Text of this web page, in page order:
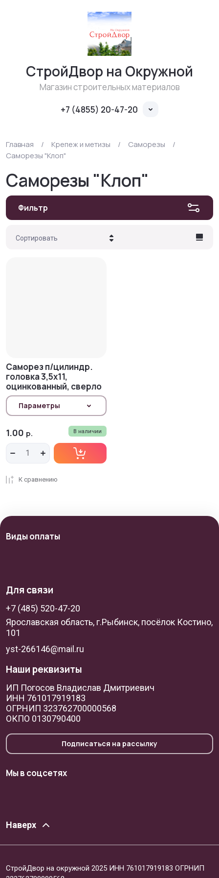
СтройДвор на Окружной
Магазин строительных материалов
+7 (4855) 20-47-20
Главная / Крепеж и метизы / Саморезы
/
Саморезы "Клоп"
Саморезы "Клоп"
Фильтр
Сортировать
Саморез п/цилиндр.
головка 3,5х11,
оцинкованный, сверло
Параметры
В наличии
1.00 р.
К сравнению
Для связи
+7 (485) 520-47-20
Ярославская область, г.Рыбинск, посёлок Костино,
101
yst-266146@mail.ru
Наши реквизиты
ИП Погосов Владислав Дмитриевич
ИНН 761017919183
ОГРНИП 323762700000568
ОКПО 0130790400
Подписаться на рассылку
Мы в соцсетях
Виды оплаты
Наверх
СтройДвор на окружной 2025 ИНН 761017919183 ОГРНИП